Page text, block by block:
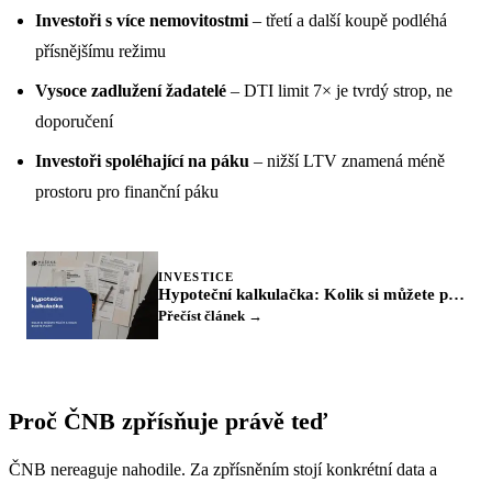
Investoři s více nemovitostmi – třetí a další koupě podléhá
přísnějšímu režimu
Vysoce zadlužení žadatelé – DTI limit 7× je tvrdý strop, ne
doporučení
Investoři spoléhající na páku – nižší LTV znamená méně
prostoru pro finanční páku
INVESTICE
Hypoteční kalkulačka: Kolik si můžete půjčit a kolik budete platit
Přečíst článek →
Proč ČNB zpřísňuje právě teď
ČNB nereaguje nahodile. Za zpřísněním stojí konkrétní data a